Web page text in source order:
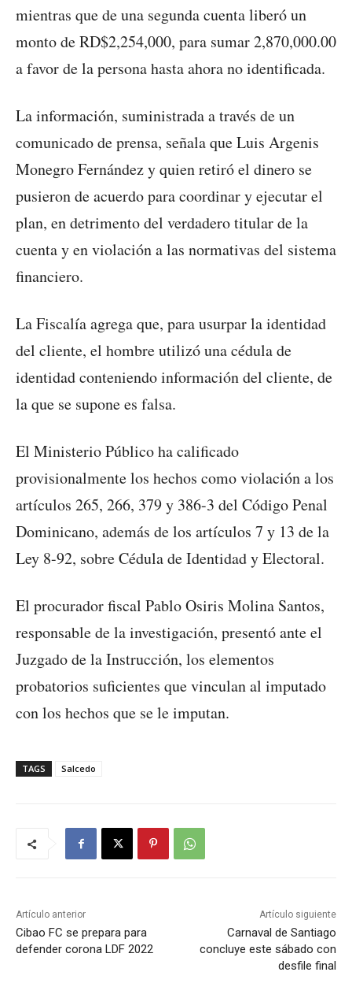
mientras que de una segunda cuenta liberó un
monto de RD$2,254,000, para sumar 2,870,000.00
a favor de la persona hasta ahora no identificada.
La información, suministrada a través de un
comunicado de prensa, señala que Luis Argenis
Monegro Fernández y quien retiró el dinero se
pusieron de acuerdo para coordinar y ejecutar el
plan, en detrimento del verdadero titular de la
cuenta y en violación a las normativas del sistema
financiero.
La Fiscalía agrega que, para usurpar la identidad
del cliente, el hombre utilizó una cédula de
identidad conteniendo información del cliente, de
la que se supone es falsa.
El Ministerio Público ha calificado
provisionalmente los hechos como violación a los
artículos 265, 266, 379 y 386-3 del Código Penal
Dominicano, además de los artículos 7 y 13 de la
Ley 8-92, sobre Cédula de Identidad y Electoral.
El procurador fiscal Pablo Osiris Molina Santos,
responsable de la investigación, presentó ante el
Juzgado de la Instrucción, los elementos
probatorios suficientes que vinculan al imputado
con los hechos que se le imputan.
TAGS Salcedo
Artículo anterior
Cibao FC se prepara para
defender corona LDF 2022
Artículo siguiente
Carnaval de Santiago
concluye este sábado con
desfile final